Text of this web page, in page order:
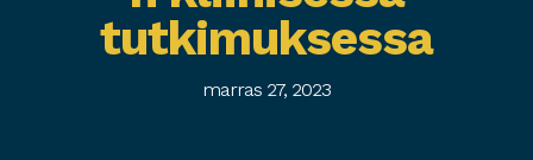
tutkimuksessa
marras 27, 2023